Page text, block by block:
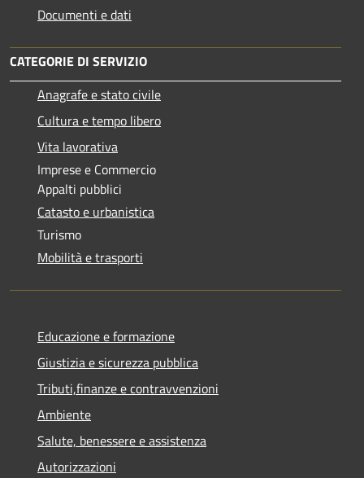
Documenti e dati
CATEGORIE DI SERVIZIO
Anagrafe e stato civile
Cultura e tempo libero
Vita lavorativa
Imprese e Commercio
Appalti pubblici
Catasto e urbanistica
Turismo
Mobilità e trasporti
Educazione e formazione
Giustizia e sicurezza pubblica
Tributi,finanze e contravvenzioni
Ambiente
Salute, benessere e assistenza
Autorizzazioni